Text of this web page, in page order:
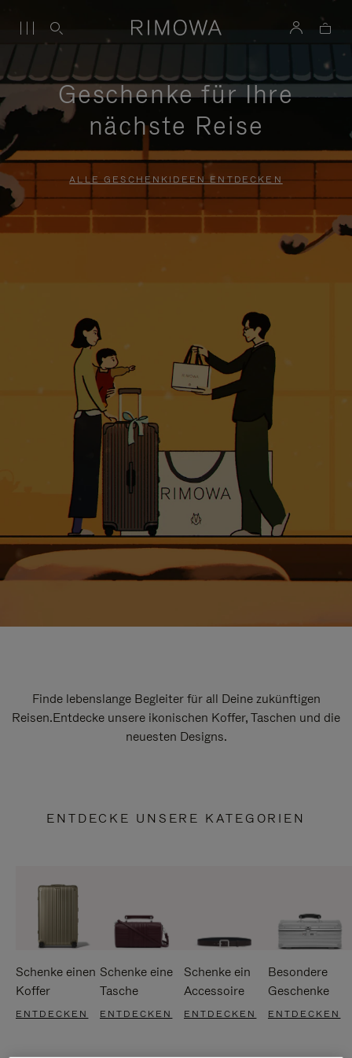
Geschenke für Ihre
nächste Reise
ALLE GESCHENKIDEEN ENTDECKEN
Finde lebenslange Begleiter für all Deine zukünftigen
Reisen.Entdecke unsere ikonischen Koffer, Taschen und die
neuesten Designs.
ENTDECKE UNSERE KATEGORIEN
Schenke einen
Koffer
ENTDECKEN
Schenke eine
Tasche
ENTDECKEN
Schenke ein
Accessoire
ENTDECKEN
Besondere
Geschenke
ENTDECKEN